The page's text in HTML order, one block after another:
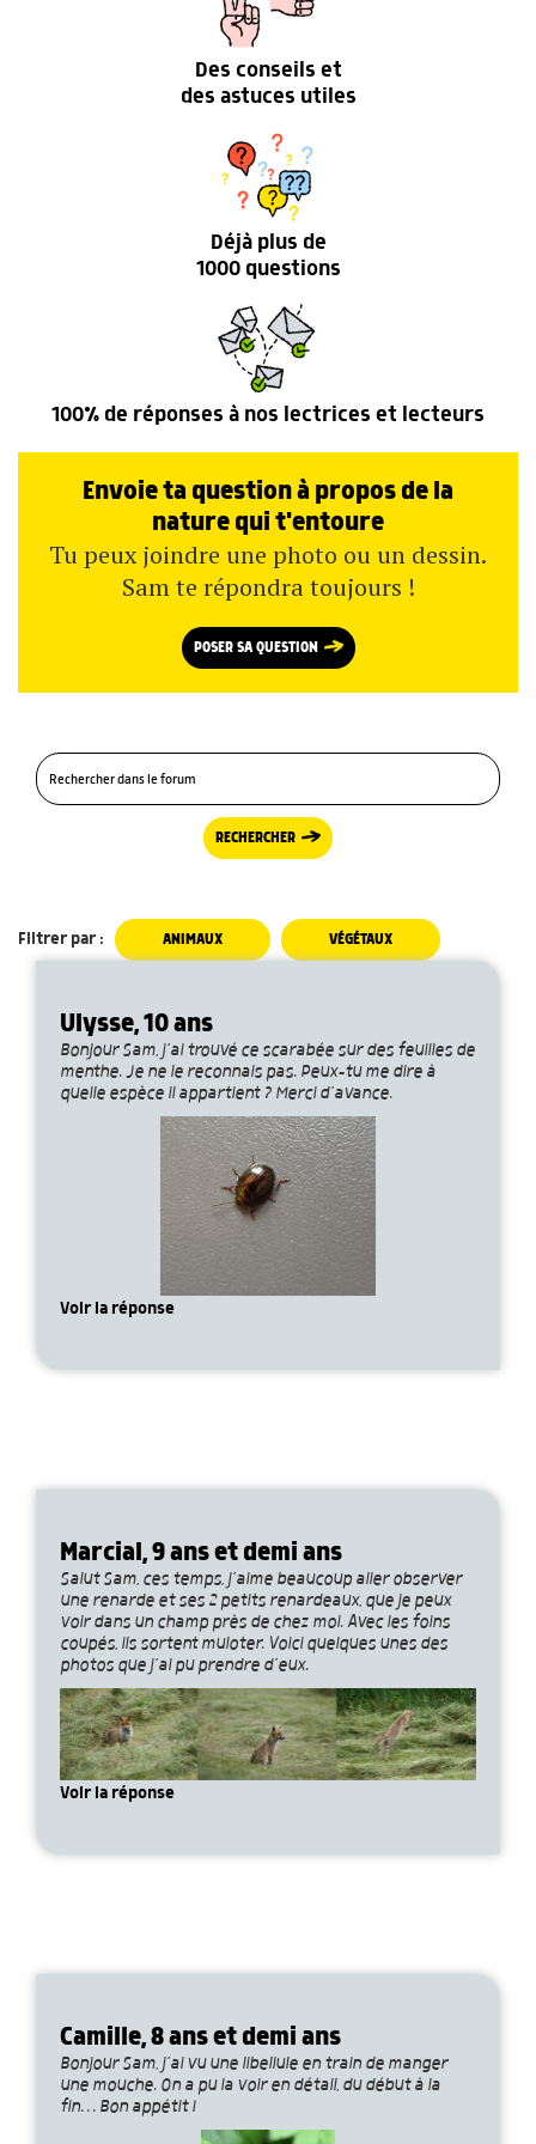
Des conseils et
des astuces utiles
Déjà plus de
1000 questions
100% de réponses à nos lectrices et lecteurs
Envoie ta question à propos de la
nature qui t'entoure
Tu peux joindre une photo ou un dessin.
Sam te répondra toujours !
POSER SA QUESTION
RECHERCHER
Filtrer par : ANIMAUX VÉGÉTAUX
Ulysse, 10 ans
Bonjour Sam, j’ai trouvé ce scarabée sur des feuilles de
menthe. Je ne le reconnais pas. Peux-tu me dire à
quelle espèce il appartient ? Merci d’avance.
Voir la réponse
Marcial, 9 ans et demi ans
Salut Sam, ces temps, j’aime beaucoup aller observer
une renarde et ses 2 petits renardeaux, que je peux
voir dans un champ près de chez moi. Avec les foins
coupés, ils sortent muloter. Voici quelques unes des
photos que j’ai pu prendre d’eux.
Voir la réponse
Camille, 8 ans et demi ans
Bonjour Sam, j’ai vu une libellule en train de manger
une mouche. On a pu la voir en détail, du début à la
fin… Bon appétit !